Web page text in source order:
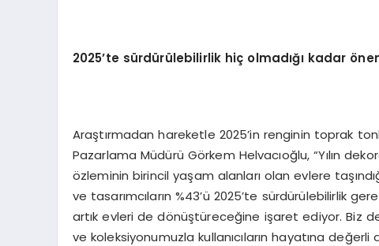
2025’te sürdürülebilirlik hiç olmadığı kadar
Araştırmadan hareketle 2025’in renginin toprak
Pazarlama Müdürü Görkem Helvacıoğlu, “Yılın
özleminin birincil yaşam alanları olan evlere
ve tasarımcıların %43’ü 2025’te sürdürülebilirlik
artık evleri de dönüştüreceğine işaret ediyor. Biz
ve koleksiyonumuzla kullanıcıların hayatına